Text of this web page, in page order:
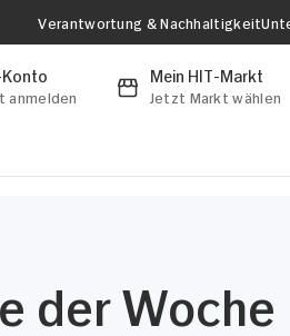
Verantwortung & Nachhaltigkeit
anmelden
Mein HIT-Markt
Jetzt Markt wählen
der Woche